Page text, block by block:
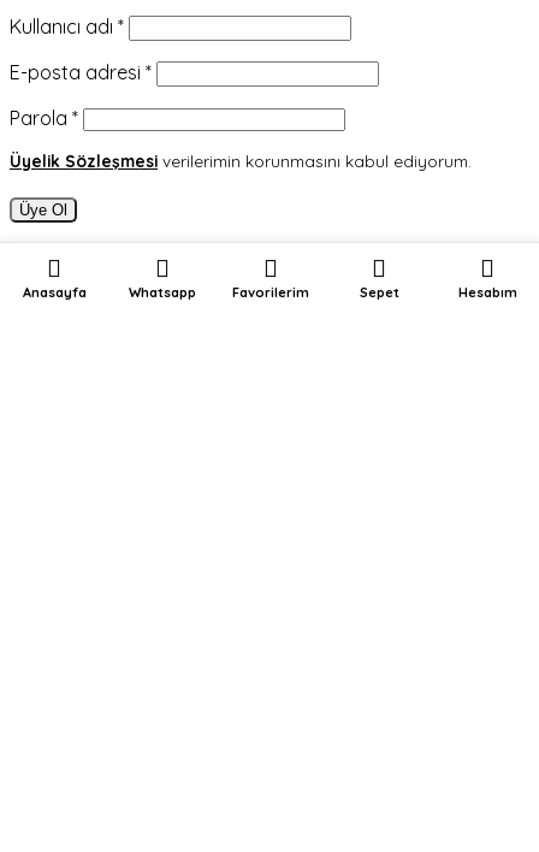
Kullanıcı adı *Gerekli
E-posta adresi *Gerekli
Parola *Gerekli
Üyelik Sözleşmesi verilerimin korunmasını kabul ediyorum.
Üye Ol
Anasayfa Whatsapp Favorilerim Sepet Hesabım